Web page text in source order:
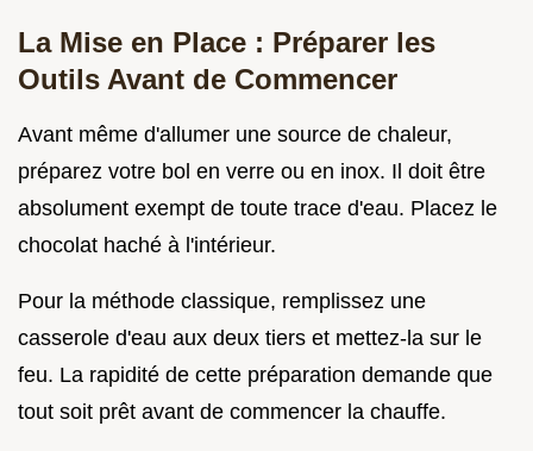
La Mise en Place : Préparer les
Outils Avant de Commencer
Avant même d'allumer une source de chaleur,
préparez votre bol en verre ou en inox. Il doit être
absolument exempt de toute trace d'eau. Placez le
chocolat haché à l'intérieur.
Pour la méthode classique, remplissez une
casserole d'eau aux deux tiers et mettez-la sur le
feu. La rapidité de cette préparation demande que
tout soit prêt avant de commencer la chauffe.